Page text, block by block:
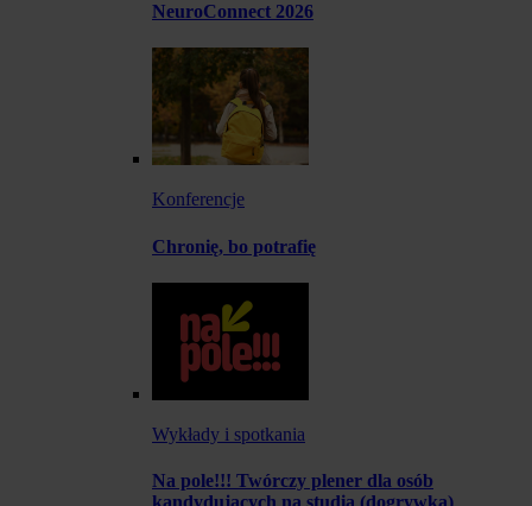
NeuroConnect 2026
Konferencje
Chronię, bo potrafię
Wykłady i spotkania
Na pole!!! Twórczy plener dla osób